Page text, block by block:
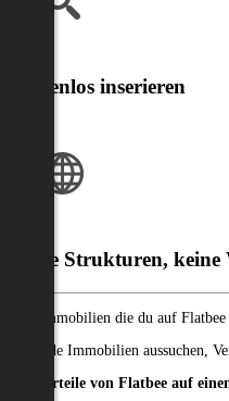
Kostenlos inserieren
Klare Strukturen, keine
Alle Immobilien die du auf
Passende Immobilien
Die Vorteile von Flatbee auf